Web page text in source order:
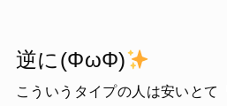
逆に(ΦωΦ)
こういうタイプの人は安いとて